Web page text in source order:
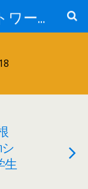
美浜町学校教育ネットワーク
生